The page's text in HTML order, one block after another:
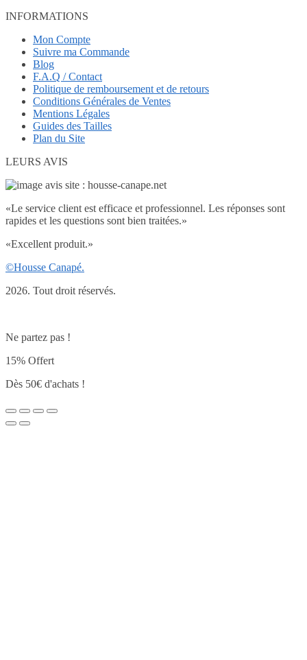
INFORMATIONS
Mon Compte
Suivre ma Commande
Blog
F.A.Q / Contact
Politique de remboursement et de retours
Conditions Générales de Ventes
Mentions Légales
Guides des Tailles
Plan du Site
LEURS AVIS
«Le service client est efficace et professionnel. Les réponses sont
rapides et les questions sont bien traitées.»
«Excellent produit.»
©Housse Canapé.
2026. Tout droit réservés.
Ne partez pas !
15% Offert
Dès 50€ d'achats !